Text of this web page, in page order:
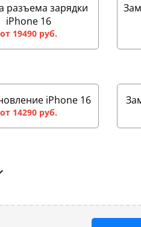
разъема зарядки
iPhone 16
от 19490 руб.
iPhone 16
от 14290 руб.